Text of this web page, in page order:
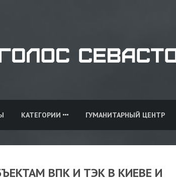
КАТЕГОРИИ ГУМАНИТАРНЫЙ ЦЕНТР
ВПК И ТЭК В КИЕВЕ И